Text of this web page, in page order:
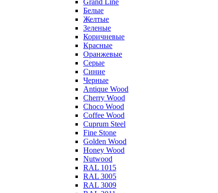
Белые
Желтые
Зеленые
Коричневые
Красные
Оранжевые
Серые
Синие
Черные
Antique Wood
Cherry Wood
Choco Wood
Coffee Wood
Cuprum Steel
Fine Stone
Golden Wood
Honey Wood
Nutwood
RAL 1015
RAL 3005
RAL 3009